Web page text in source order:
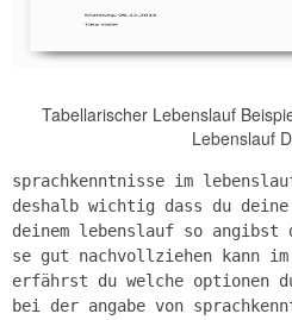
Tabellarischer Lebenslauf
Lebenslauf
sprachkenntnisse im
deshalb wichtig dass du
deinem lebenslauf so
se gut nachvollziehen kann
erfährst du welche optionen
bei der angabe von